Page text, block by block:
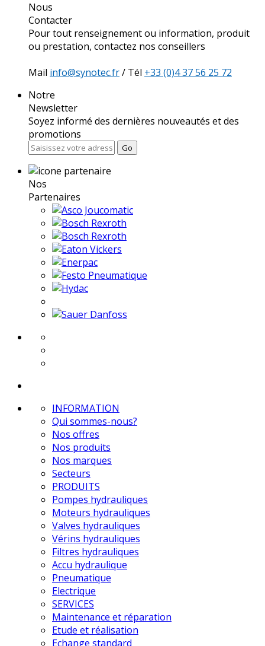
Nous
Contacter
Pour tout renseignement ou information, produit
ou prestation, contactez nos conseillers
Mail info@synotec.fr/ Tél +33 (0)4 37 56 25 72
Notre
Newsletter
Soyez informé des dernières nouveautés et des
promotions
Go
Nos
Partenaires
INFORMATION
Qui sommes-nous?
Nos offres
Nos produits
Nos marques
Secteurs
PRODUITS
Pompes hydrauliques
Moteurs hydrauliques
Valves hydrauliques
Vérins hydrauliques
Filtres hydrauliques
Accu hydraulique
Pneumatique
Electrique
SERVICES
Maintenance et réparation
Etude et réalisation
Echange standard